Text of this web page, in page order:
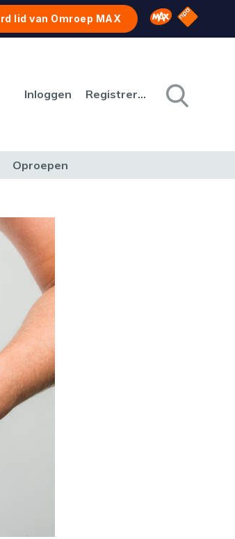
lid van Omroep MAX Omroep MAX
NPO
Inloggen Registreren
Oproepen